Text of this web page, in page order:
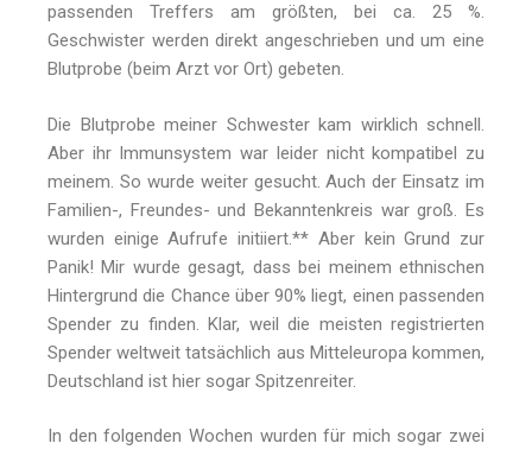
passenden Treffers am größten, bei ca. 25 %.
Geschwister werden direkt angeschrieben und um eine
Blutprobe (beim Arzt vor Ort) gebeten.
Die Blutprobe meiner Schwester kam wirklich schnell.
Aber ihr Immunsystem war leider nicht kompatibel zu
meinem. So wurde weiter gesucht. Auch der Einsatz im
Familien-, Freundes- und Bekanntenkreis war groß. Es
wurden einige Aufrufe initiiert.** Aber kein Grund zur
Panik! Mir wurde gesagt, dass bei meinem ethnischen
Hintergrund die Chance über 90% liegt, einen passenden
Spender zu finden. Klar, weil die meisten registrierten
Spender weltweit tatsächlich aus Mitteleuropa kommen,
Deutschland ist hier sogar Spitzenreiter.
In den folgenden Wochen wurden für mich sogar zwei